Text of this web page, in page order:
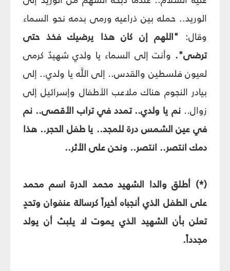
الوريد.. حمله بين ذراعيه ورمى بدمه نحو السماء
وقال: "اللهم إن كان هذا يرضيك فخذ حتى
ترضى". وأنت إلى السماء يا ولدي شهيدٌ كرمى
لعيون فلسطين والقدس.. إلى اللَّه يا ولدي.. إلى
بيادر النجوم هناك ملاعب الأطفال وإسرائيل إلى
زوال.. نم يا ولدي.. تمدد في تراب الأقصى.. نم
في عين الشمس درة للمجد.. يا طفل الحجر.. هذا
دمك انتصر.. انتصر.. ونحن على الأثر..
(*) أطلق والدا الشهيد محمد الدرة اسم محمد
على الطفل الذي أنجباه أخيراً كرسالة عنفوان وتحدٍ
تعلن بأن الشهيد الذي يموت لا يلبث أن يولد
مجدداً.